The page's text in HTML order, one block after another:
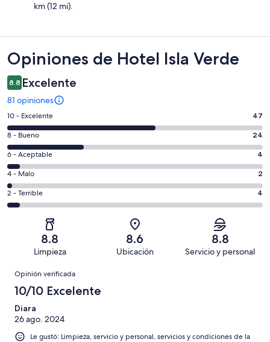
km (12 mi).
Opiniones
Opiniones de Hotel Isla Verde
8.8 Excelente
81 opiniones
Puntuación
de
10,
es
decir,
Excelente.
Basada
en
opiniones
10 - Excelente 47
Puntuación
de
8,
es
decir,
Bueno.
Basada
opiniones
8 - Bueno 24
Puntuación
de
6,
es
decir,
Aceptable.
de
opiniones
6 - Aceptable 4
Puntuación
de
4,
Basada
de
opiniones
4 - Malo 2
Puntuación
de
Terrible.
Basada
de
81
opiniones
2 - Terrible 4
8.8
Limpieza
8.6
Ubicación
8.8
Servicio y personal
Opiniones
Opinión verificada
10/10 Excelente
Diara
26 ago. 2024
Le gustó: Limpieza, servicio y personal, servicios y condiciones de la